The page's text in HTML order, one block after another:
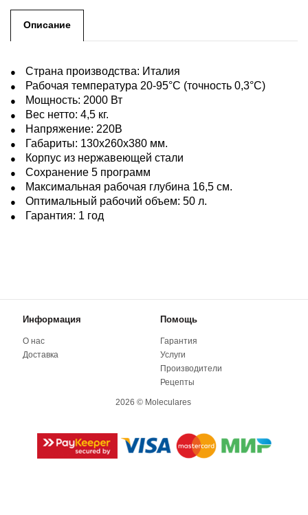
Описание
Страна производства: Италия
Рабочая температура 20-95°С (точность 0,3°С)
Мощность: 2000 Вт
Вес нетто: 4,5 кг.
Напряжение: 220В
Габариты: 130х260х380 мм.
Корпус из нержавеющей стали
Сохранение 5 программ
Максимальная рабочая глубина 16,5 см.
Оптимальный рабочий объем: 50 л.
Гарантия: 1 год
Информация Помощь
О нас
Доставка
Гарантия
Услуги
Производители
Рецепты
2026 © Moleculares